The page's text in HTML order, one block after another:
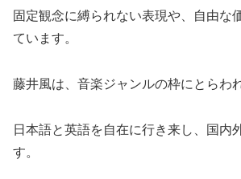
固定観念に縛られない表現や、自由な
ています。
藤井風は、音楽ジャンルの枠にとらわ
日本語と英語を自在に行き来し、国内
す。